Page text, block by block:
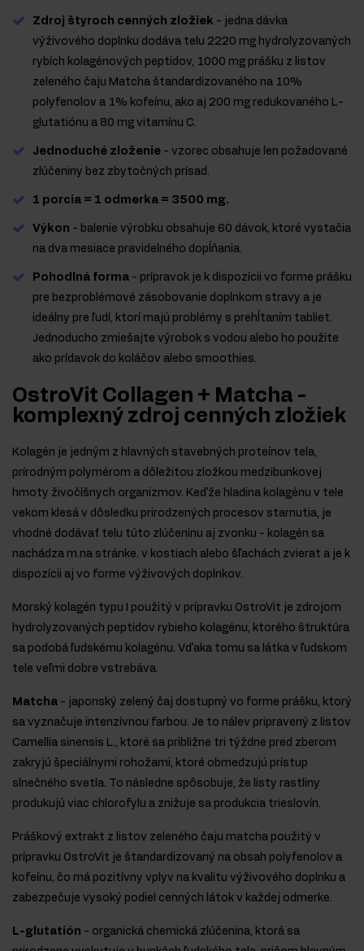
Zdroj štyroch cenných zložiek - jedna dávka
výživového doplnku dodáva telu 2220 mg hydrolyzovaných
rybích kolagénových peptidov, 1000 mg prášku z listov
zeleného čaju Matcha štandardizovaného na 10%
polyfenolov a 1% kofeínu, ako aj 200 mg redukovaného L-
glutatiónu a 80 mg vitamínu C.
Jednoduché zloženie - vzorec obsahuje len požadované
zlúčeniny bez zbytočných prísad.
1 porcia = 1 odmerka = 3500 mg.
Výkon - balenie výrobku obsahuje 60 dávok, ktoré vystačia
na dva mesiace pravidelného dopĺňania.
Pohodlná forma - prípravok je k dispozícii vo forme prášku
pre bezproblémové zásobovanie doplnkom stravy a je
ideálny pre ľudí, ktorí majú problémy s prehĺtaním tabliet.
Jednoducho zmiešajte výrobok s vodou alebo ho použite
ako prídavok do koláčov alebo smoothies.
OstroVit Collagen + Matcha -
komplexný zdroj cenných zložiek
Kolagén je jedným z hlavných stavebných proteínov tela,
prírodným polymérom a dôležitou zložkou medzibunkovej
hmoty živočíšnych organizmov. Keďže hladina kolagénu v tele
vekom klesá v dôsledku prirodzených procesov starnutia, je
vhodné dodávať telu túto zlúčeninu aj zvonku - kolagén sa
nachádza m.na stránke. v kostiach alebo šľachách zvierat a je k
dispozícii aj vo forme výživových doplnkov.
Morský kolagén typu I použitý v prípravku OstroVit je zdrojom
hydrolyzovaných peptidov rybieho kolagénu, ktorého štruktúra
sa podobá ľudskému kolagénu. Vďaka tomu sa látka v ľudskom
tele veľmi dobre vstrebáva.
Matcha - japonský zelený čaj dostupný vo forme prášku, ktorý
sa vyznačuje intenzívnou farbou. Je to nálev pripravený z listov
Camellia sinensis L., ktoré sa približne tri týždne pred zberom
zakryjú špeciálnymi rohožami, ktoré obmedzujú prístup
slnečného svetla. To následne spôsobuje, že listy rastliny
produkujú viac chlorofylu a znižuje sa produkcia trieslovín.
Práškový extrakt z listov zeleného čaju matcha použitý v
prípravku OstroVit je štandardizovaný na obsah polyfenolov a
kofeínu, čo má pozitívny vplyv na kvalitu výživového doplnku a
zabezpečuje vysoký podiel cenných látok v každej odmerke.
L-glutatión - organická chemická zlúčenina, ktorá sa